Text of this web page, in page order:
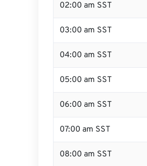
02:00 am SST
03:00 am SST
04:00 am SST
05:00 am SST
06:00 am SST
07:00 am SST
08:00 am SST